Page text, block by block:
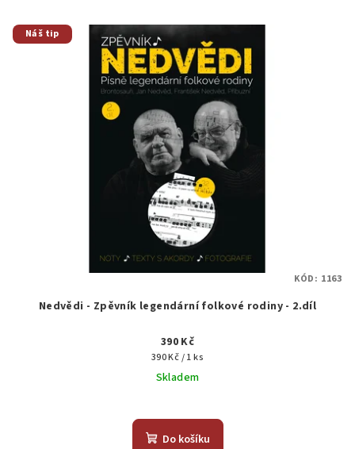
Náš tip
Nedvědi - Zpěvník legendární folkové rodiny - 2.díl
390 Kč
Měrná
cena:
390 Kč / 1 ks
Skladem
hodnocení
produktu
Do košíku
KÓD: 1163